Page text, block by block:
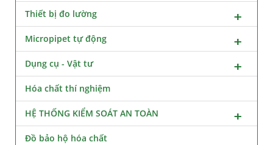
Thiết bị đo lường
Micropipet tự động
Dụng cụ - Vật tư
Hóa chất thí nghiệm
HỆ THỐNG KIỂM SOÁT AN TOÀN
Đồ bảo hộ hóa chất